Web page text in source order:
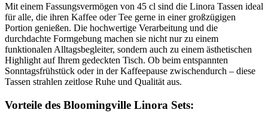
Mit einem Fassungsvermögen von 45 cl sind die Linora Tassen ideal
für alle, die ihren Kaffee oder Tee gerne in einer großzügigen
Portion genießen. Die hochwertige Verarbeitung und die
durchdachte Formgebung machen sie nicht nur zu einem
funktionalen Alltagsbegleiter, sondern auch zu einem ästhetischen
Highlight auf Ihrem gedeckten Tisch. Ob beim entspannten
Sonntagsfrühstück oder in der Kaffeepause zwischendurch – diese
Tassen strahlen zeitlose Ruhe und Qualität aus.
Vorteile des Bloomingville Linora Sets: